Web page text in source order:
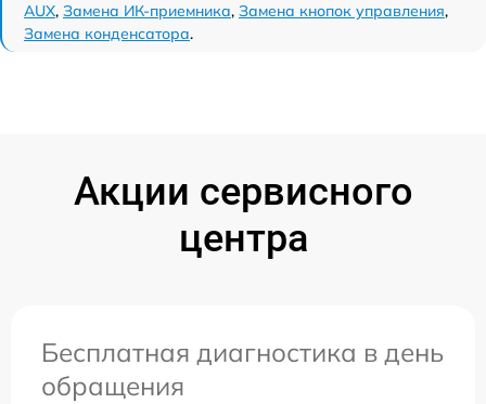
AUX, Замена ИК-приемника, Замена кнопок управления,
Замена конденсатора.
Акции сервисного
центра
Бесплатная диагностика в день
обращения